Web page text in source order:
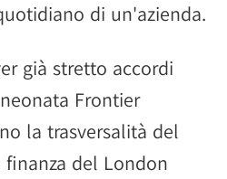
di un'azienda.
già stretto accordi
Frontier
la trasversalità del
del London